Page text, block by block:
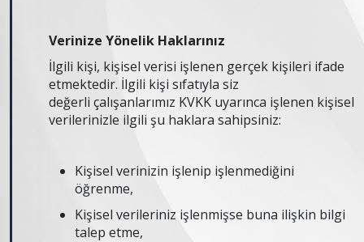
Verinize Yönelik Haklarınız
İlgili kişi, kişisel verisi işlenen gerçek kişileri ifade
etmektedir. İlgili kişi sıfatıyla siz
değerli çalışanlarımız KVKK uyarınca işlenen kişisel
verilerinizle ilgili şu haklara sahipsiniz:
Kişisel verinizin işlenip işlenmediğini
öğrenme,
Kişisel verileriniz işlenmişse buna ilişkin bilgi
talep etme,